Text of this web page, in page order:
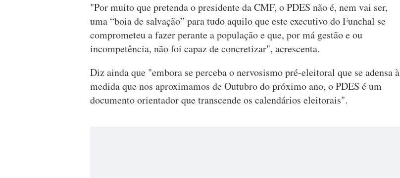
"Por muito que pretenda o presidente da CMF, o PDES não é, nem vai ser,
uma “boia de salvação” para tudo aquilo que este executivo do Funchal se
comprometeu a fazer perante a população e que, por má gestão e ou
incompetência, não foi capaz de concretizar", acrescenta.
Diz ainda que "embora se perceba o nervosismo pré-eleitoral que se adensa à
medida que nos aproximamos de Outubro do próximo ano, o PDES é um
documento orientador que transcende os calendários eleitorais".